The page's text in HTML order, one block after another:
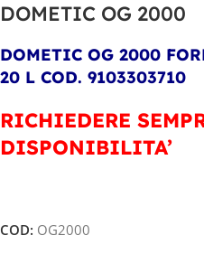
DOMETIC OG 2000
DOMETIC OG 2000
20 L COD. 9103303710
RICHIEDERE
DISPONIBILITA’
COD: OG2000